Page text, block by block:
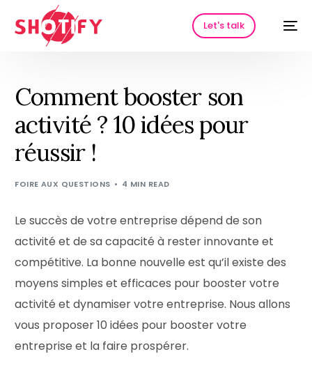
Let's talk
Comment booster son
activité ? 10 idées pour
réussir !
FOIRE AUX QUESTIONS 4 MIN READ
Le succès de votre entreprise dépend de son
activité et de sa capacité à rester innovante et
compétitive. La bonne nouvelle est qu’il existe des
moyens simples et efficaces pour booster votre
activité et dynamiser votre entreprise. Nous allons
vous proposer 10 idées pour booster votre
entreprise et la faire prospérer.
HOT